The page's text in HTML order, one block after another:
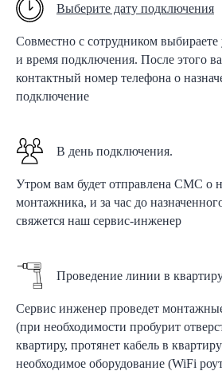
Выберите дату подключения
Совместно с сотрудником выбираете
и время подключения. После этого
контактный номер телефона о
подключение
В день подключения.
Утром вам будет отправлена СМС о
монтажника, и за час до
свяжется наш сервис-инженер
Проведение линии в
Сервис инженер проведет
(при необходимости пробурит
квартиру, протянет кабель в
необходимое оборудование (WiFi